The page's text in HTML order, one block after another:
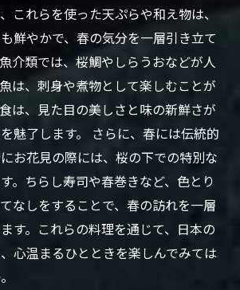
これらを使った天ぷらや和え物は、
鮮やかで、春の気分を一層引き立て
介類では、桜鯛やしらうおなどが人
は、刺身や煮物として楽しむことが
は、見た目の美しさと味の新鮮さが
魅了します。 さらに、春には伝統的
お花見の際には、桜の下での特別な
。ちらし寿司や春巻きなど、色とり
なしをすることで、春の訪れを一層
す。これらの料理を通じて、日本の
心温まるひとときを楽しんでみては